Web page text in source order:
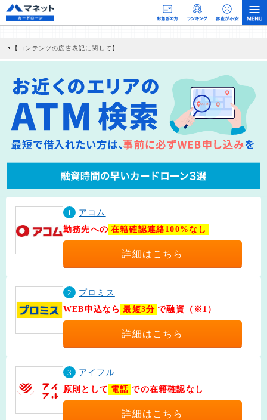
【コンテンツの広告表記に関して】
社に対して企業から紹介報酬が支払われるという収益モデルです。 ただし、特定の
商品を根拠なくPRするものではなく、当編集部の調査／ユーザーへの口コミ収集な
どに基づき、公平性を担保した情報提供を行っています。
>提携企業一覧
1
アコム
勤務先への 在籍確認連絡100%なし
詳細はこちら
2
プロミス
WEB申込なら 最短3分 で融資（※1）
詳細はこちら
3
アイフル
原則として 電話 での在籍確認なし
詳細はこちら